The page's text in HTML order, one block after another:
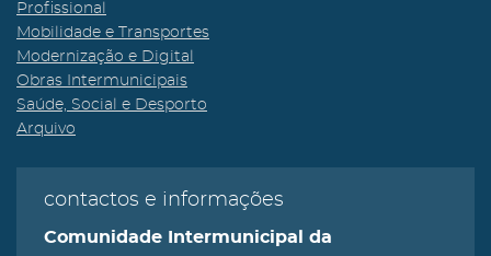
Profissional
Mobilidade e Transportes
Modernização e Digital
Obras Intermunicipais
Saúde, Social e Desporto
Arquivo
contactos e informações
Comunidade Intermunicipal da